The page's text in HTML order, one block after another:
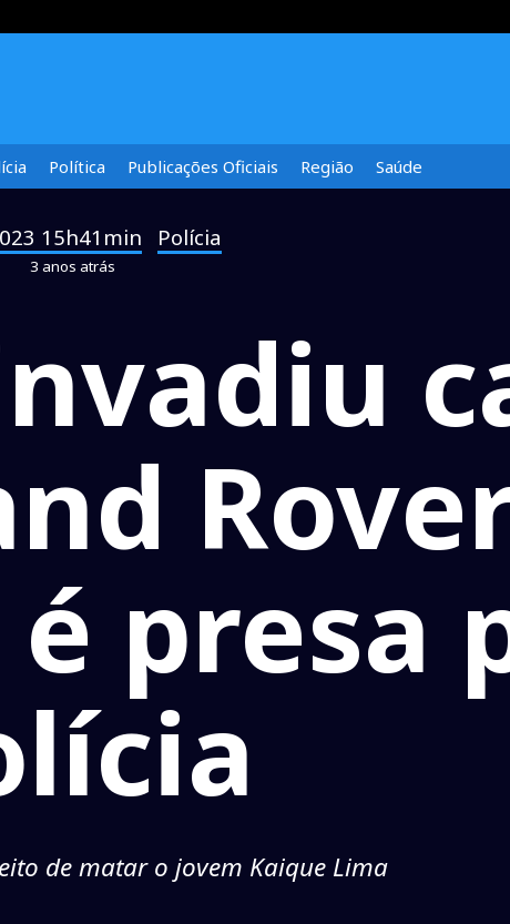
Política Publicações Oficiais Região Saúde
15h41min Polícia
3 anos atrás
presa
de matar o jovem Kaique Lima